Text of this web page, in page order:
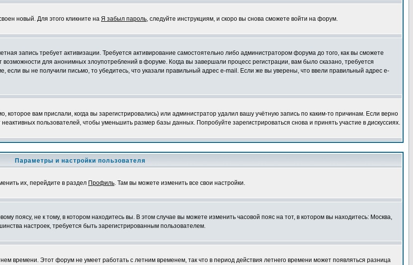
новый. Для этого кликните на Я забыл пароль, следуйте инструкциям, и скоро вы снова сможете войти на форум.
запись требует активизации. Требуется активирование самостоятельно либо администратором форума до того, как вы сможете
для анонимных злоупотреблений в форуме. Когда вы завершали процесс регистрации, вам было сказано, требуется
если вы не получили письмо, то убедитесь, что указали правильный адрес e-mail. Если же вы уверены, что ввели правильный адрес e-
вам прислали, когда вы зарегистрировались) или администратор удалил вашу учётную запись по каким-то причинам. Если верно
пользователей, чтобы уменьшить размер базы данных. Попробуйте зарегистрироваться снова и принять участие в дискуссиях.
Параметры и настройки пользователя
их, перейдите в раздел Профиль. Там вы можете изменить все свои настройки.
поясу, не к тому, в котором находитесь вы. В этом случае вы можете изменить часовой пояс на тот, в котором вы находитесь: Москва,
настроек, требуется быть зарегистрированным пользователем.
времени. Этот форум не умеет работать с летним временем, так что в период действия летнего времени может появляться разница